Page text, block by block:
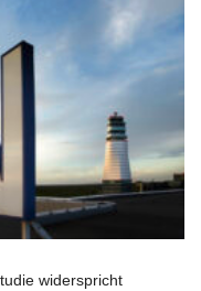
widerspricht